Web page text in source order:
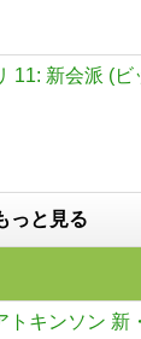
11: 新会派 (ビ
っと見る
トキンソン 新